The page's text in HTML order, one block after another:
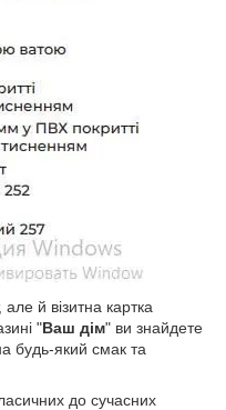
але й візитна картка
"Ваш дім" ви знайдете
будь-який смак та
до сучасних